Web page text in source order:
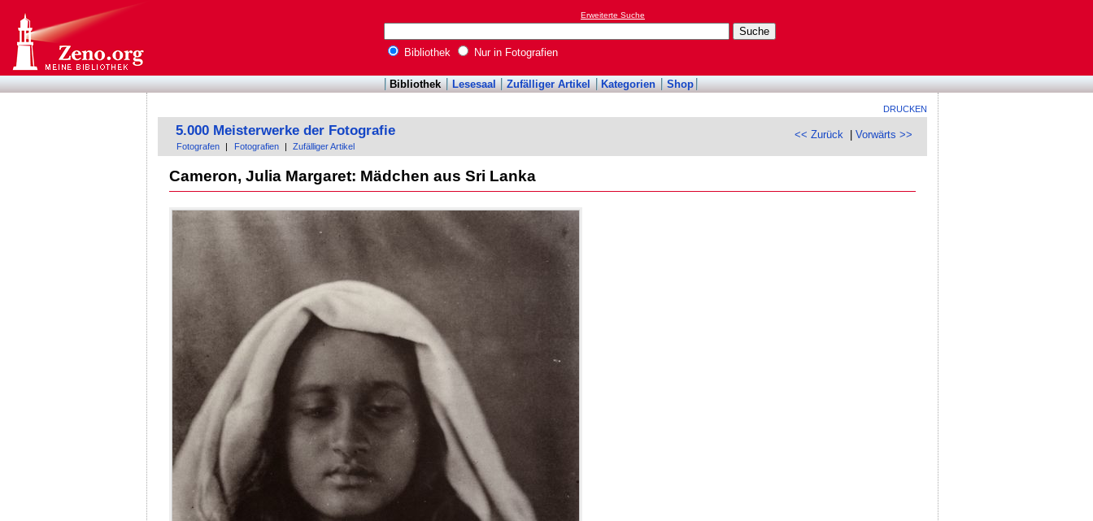
Erweiterte Suche
Bibliothek Nur in Fotografien
Bibliothek Lesesaal Zufälliger Artikel Kategorien Shop
DRUCKEN
<< Zurück |Vorwärts >>
5.000 Meisterwerke der Fotografie
Fotografen Fotografien Zufälliger Artikel
Cameron, Julia Margaret: Mädchen aus Sri Lanka